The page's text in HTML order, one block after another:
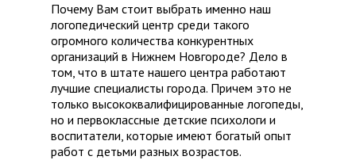
Почему Вам стоит выбрать именно наш
логопедический центр среди такого
огромного количества конкурентных
организаций в Нижнем Новгороде? Дело в
том, что в штате нашего центра работают
лучшие специалисты города. Причем это не
только высококвалифицированные логопеды,
но и первоклассные детские психологи и
воспитатели, которые имеют богатый опыт
работ с детьми разных возрастов.